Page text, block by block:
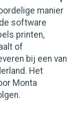
manier
software
printen,
of
bij een van
Het
Monta